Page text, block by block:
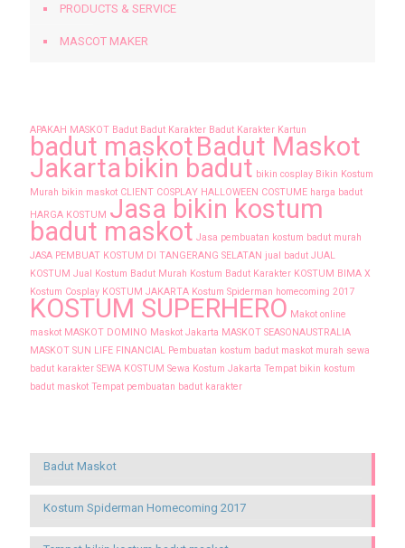
PRODUCTS & SERVICE
MASCOT MAKER
APAKAH MASKOT Badut Badut Karakter Badut Karakter Kartun
badut maskotBadut Maskot
Jakarta bikin badut bikin cosplay Bikin Kostum
Murah bikin maskot CLIENT COSPLAY HALLOWEEN COSTUME harga badut
HARGA KOSTUM Jasa bikin kostum
badut maskot Jasa pembuatan kostum badut murah
JASA PEMBUAT KOSTUM DI TANGERANG SELATAN jual badut JUAL
KOSTUM Jual Kostum Badut Murah Kostum Badut Karakter KOSTUM BIMA X
Kostum Cosplay KOSTUM JAKARTA Kostum Spiderman homecoming 2017
KOSTUM SUPERHERO Makot online
maskot MASKOT DOMINO Maskot Jakarta MASKOT SEASONAUSTRALIA
MASKOT SUN LIFE FINANCIAL Pembuatan kostum badut maskot murah sewa
badut karakter SEWA KOSTUM Sewa Kostum Jakarta Tempat bikin kostum
badut maskot Tempat pembuatan badut karakter
Badut Maskot
Kostum Spiderman Homecoming 2017